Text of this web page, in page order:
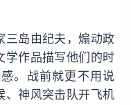
三岛由纪夫，煽动政
学作品描写他们的时
。战前就更不用说
、神风突击队开飞机